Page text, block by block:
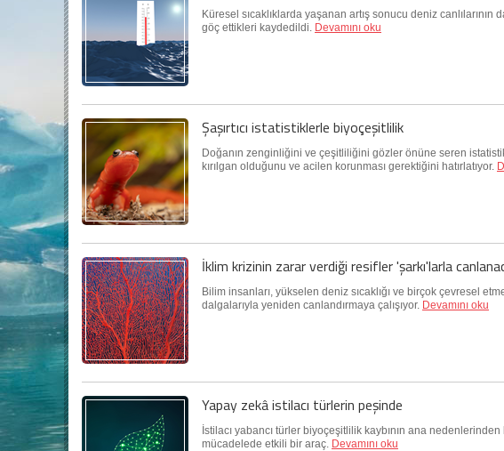
Küresel sıcaklıklarda yaşanan artış sonucu deniz
göç ettikleri kaydedildi. Devamını oku
Şaşırtıcı istatistiklerle biyoçeşitlilik
Doğanın zenginliğini ve çeşitliliğini gözler önüne seren
kırılgan olduğunu ve acilen korunması gerektiğini hatırlatıyor.
İklim krizinin zarar verdiği resifler 'şarkı'larla
Bilim insanları, yükselen deniz sıcaklığı ve birçok çevresel
dalgalarıyla yeniden canlandırmaya çalışıyor. Devamını oku
Yapay zekâ istilacı türlerin peşinde
İstilacı yabancı türler biyoçeşitlilik kaybının ana
mücadelede etkili bir araç. Devamını oku